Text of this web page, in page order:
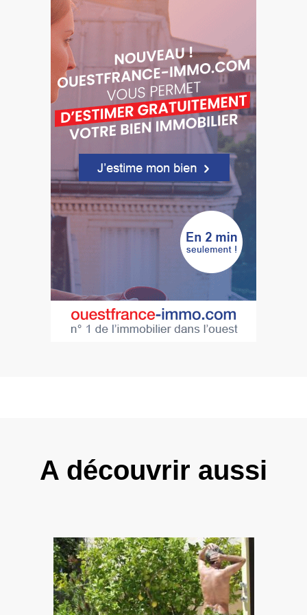
A découvrir aussi